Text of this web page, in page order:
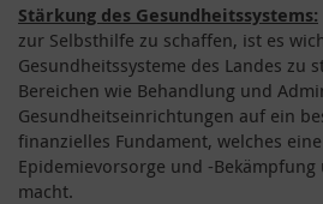
Stärkung des Gesundheitssystems:
zur Selbsthilfe zu schaffen, ist es
Gesundheitssysteme des Landes zu
Bereichen wie Behandlung und
Gesundheitseinrichtungen auf ein
finanzielles Fundament, welches
Epidemievorsorge und -
macht.